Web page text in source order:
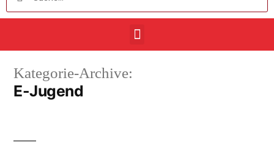
Kategorie-Archive:
E-Jugend